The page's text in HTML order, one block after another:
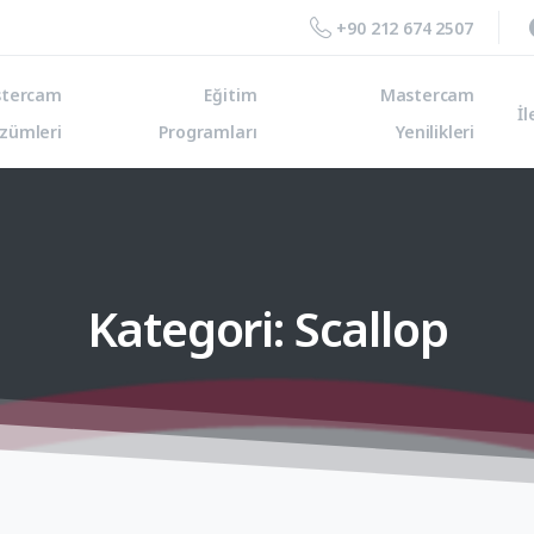
+90 212 674 2507
Eğitim
Programları
Mastercam
Yenilikleri
Kategori: Scallop